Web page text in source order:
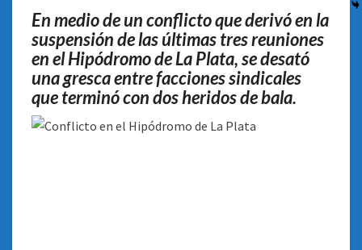
PLATA
En medio de un conflicto que derivó en la
suspensión de las últimas tres reuniones
en el Hipódromo de La Plata, se desató
una gresca entre facciones sindicales
que terminó con dos heridos de bala.